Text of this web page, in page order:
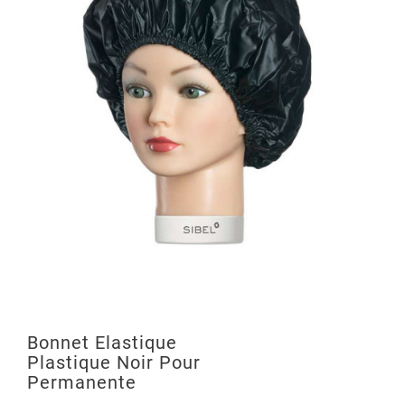
Bonnet Elastique
Plastique Noir Pour
Permanente